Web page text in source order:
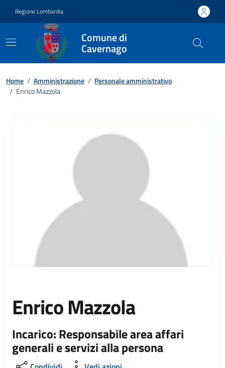
Regione Lombardia
Comune di
Cavernago
Home / Amministrazione / Personale amministrativo
/ Enrico Mazzola
Enrico Mazzola
Incarico: Responsabile area affari
generali e servizi alla persona